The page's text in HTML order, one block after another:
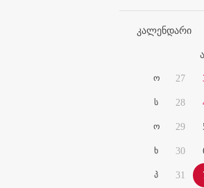
კალენდარი
ო
ს
ო
ხ
პ
27
28
29
30
31